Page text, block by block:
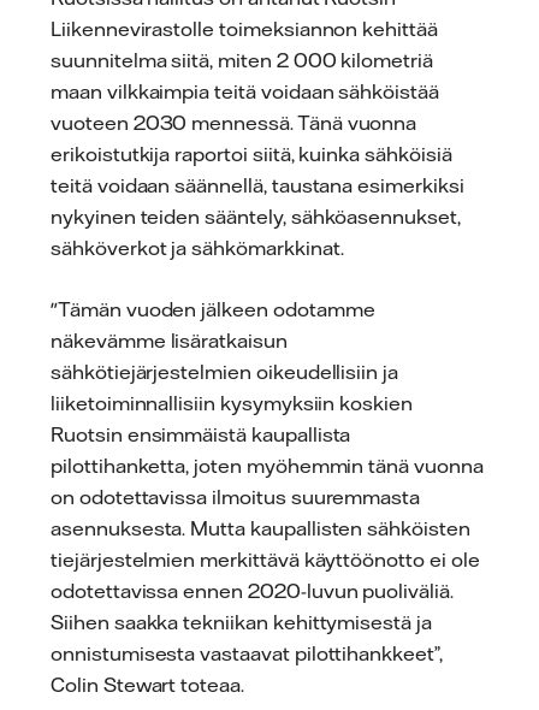
Liikennevirastolle toimeksiannon kehittää
suunnitelma siitä, miten 2 000 kilometriä
maan vilkkaimpia teitä voidaan sähköistää
vuoteen 2030 mennessä. Tänä vuonna
erikoistutkija raportoi siitä, kuinka sähköisiä
teitä voidaan säännellä, taustana esimerkiksi
nykyinen teiden sääntely, sähköasennukset,
sähköverkot ja sähkömarkkinat.
"Tämän vuoden jälkeen odotamme
näkevämme lisäratkaisun
sähkötiejärjestelmien oikeudellisiin ja
liiketoiminnallisiin kysymyksiin koskien
Ruotsin ensimmäistä kaupallista
pilottihanketta, joten myöhemmin tänä vuonna
on odotettavissa ilmoitus suuremmasta
asennuksesta. Mutta kaupallisten sähköisten
tiejärjestelmien merkittävä käyttöönotto ei ole
odotettavissa ennen 2020-luvun puoliväliä.
Siihen saakka tekniikan kehittymisestä ja
onnistumisesta vastaavat pilottihankkeet”,
Colin Stewart toteaa.